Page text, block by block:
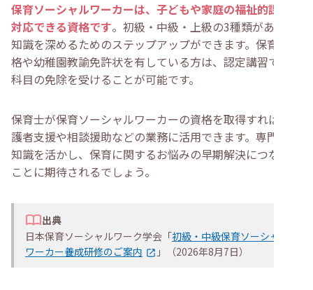
保育ソーシャルワーカーは、子どもや家庭の福祉的課題に
対応できる資格です。初級・中級・上級の3種類があり、
知識を深めるためのステップアップができます。保育士資
格や幼稚園教諭免許状を有している方は、認定講習で一部
科目の免除を受けることが可能です。
保育士が保育ソーシャルワーカーの資格を取得すれば、保
護者支援や相談援助などの業務に活用できます。専門的な
知識を活かし、保育に関するお悩みの早期解決につなげる
ことに期待されるでしょう。
出典
日本保育ソーシャルワーク学会「初級・中級保育ソーシャル
ワーカー養成研修のご案内
」（2026年8月7日）